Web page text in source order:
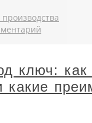
ключ: как
какие